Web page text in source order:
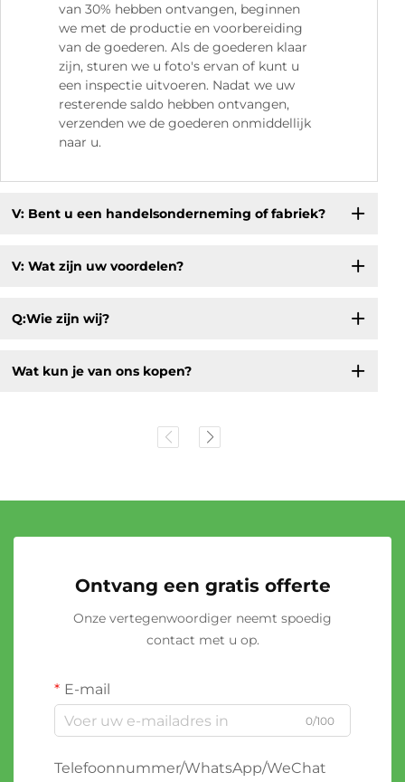
van 30% hebben ontvangen, beginnen
we met de productie en voorbereiding
van de goederen. Als de goederen klaar
zijn, sturen we u foto's ervan of kunt u
een inspectie uitvoeren. Nadat we uw
resterende saldo hebben ontvangen,
verzenden we de goederen onmiddellijk
naar u.
V: Bent u een handelsonderneming of fabriek?
V: Wat zijn uw voordelen?
Q:Wie zijn wij?
Wat kun je van ons kopen?
Ontvang een gratis offerte
Onze vertegenwoordiger neemt spoedig
contact met u op.
E-mail
0/100
Telefoonnummer/WhatsApp/WeChat